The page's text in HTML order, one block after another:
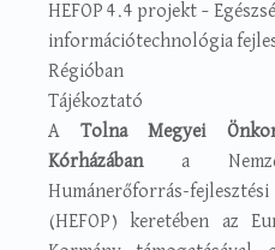
HEFOP 4.4 projekt –
információtechnológia
Régióban
Tájékoztató
ATolna Megyei
Kórházábana
Humánerőforrás-
(HEFOP) keretében az